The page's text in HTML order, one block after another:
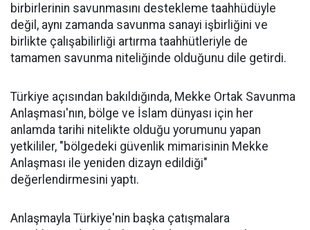
birbirlerinin savunmasını destekleme taahhüdüyle
değil, aynı zamanda savunma sanayi işbirliğini ve
birlikte çalışabilirliği artırma taahhütleriyle de
tamamen savunma niteliğinde olduğunu dile getirdi.
Türkiye açısından bakıldığında, Mekke Ortak Savunma
Anlaşması'nın, bölge ve İslam dünyası için her
anlamda tarihi nitelikte olduğu yorumunu yapan
yetkililer, "bölgedeki güvenlik mimarisinin Mekke
Anlaşması ile yeniden dizayn edildiği"
değerlendirmesini yaptı.
Anlaşmayla Türkiye'nin başka çatışmalara